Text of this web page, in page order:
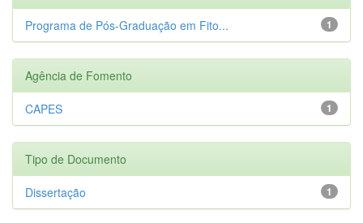
1
Programa de Pós-Graduação em Fito...
Agência de Fomento
1
CAPES
Tipo de Documento
1
Dissertação